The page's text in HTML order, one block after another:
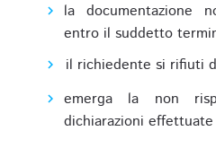
la documentazione
entro il suddetto
il richiedente si rifiuti
emerga la non
dichiarazioni